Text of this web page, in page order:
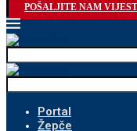
POŠALJITE NAM VIJEST
Portal
Žepče